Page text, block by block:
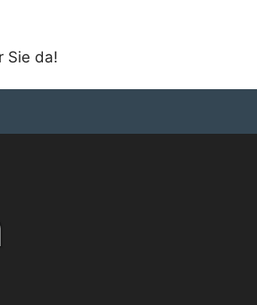
Sie da!